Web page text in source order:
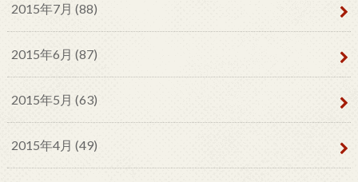
2015年7月 (88)
2015年6月 (87)
2015年5月 (63)
2015年4月 (49)